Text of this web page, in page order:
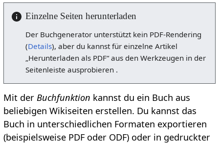
Einzelne Seiten herunterladen
Der Buchgenerator unterstützt kein PDF-Rendering
(Details), aber du kannst für einzelne Artikel
„Herunterladen als PDF“ aus den Werkzeugen in der
Seitenleiste ausprobieren .
Mit der Buchfunktion kannst du ein Buch aus
beliebigen Wikiseiten erstellen. Du kannst das
Buch in unterschiedlichen Formaten exportieren
(beispielsweise PDF oder ODF) oder in gedruckter